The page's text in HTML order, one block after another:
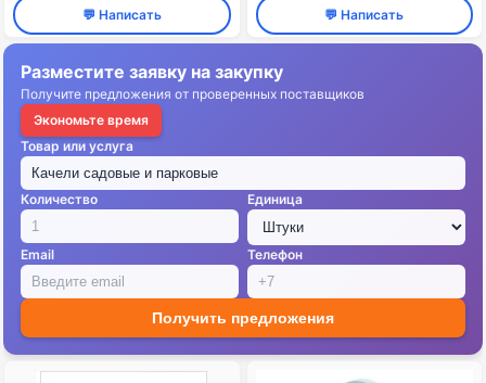
💬 Написать 💬 Написать
Разместите заявку на закупку
Получите предложения от проверенных поставщиков
Экономьте время
Товар или услуга
Количество Единица
Email Телефон
Получить предложения